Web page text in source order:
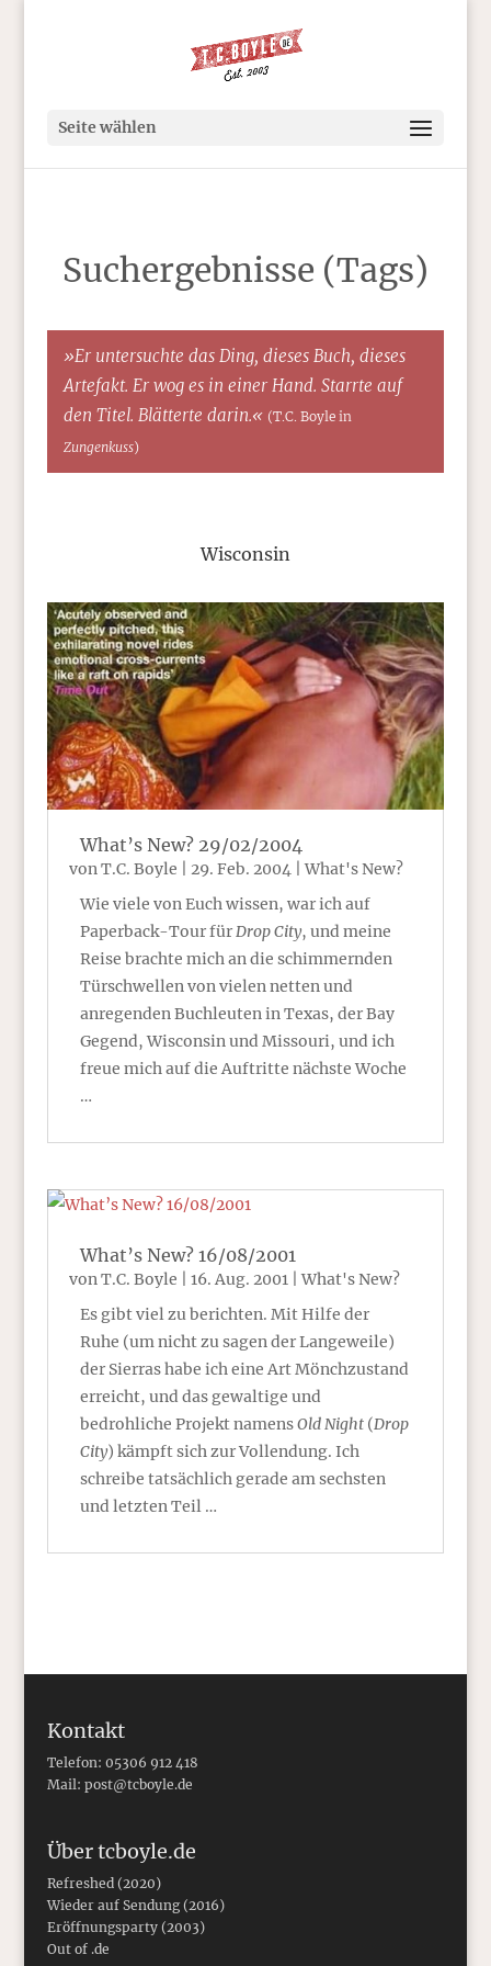
Seite wählen
Suchergebnisse (Tags)
»Er untersuchte das Ding, dieses Buch, dieses
Artefakt. Er wog es in einer Hand. Starrte auf
den Titel. Blätterte darin.« (T.C. Boyle in
Zungenkuss)
Wisconsin
What’s New? 29/02/2004
vonT.C. Boyle 29. Feb. 2004|What's New?
Wie viele von Euch wissen, war ich auf
Paperback-Tour fürDrop City, und meine
Reise brachte mich an die schimmernden
Türschwellen von vielen netten und
anregenden Buchleuten in Texas, der Bay
Gegend, Wisconsin und Missouri, und ich
freue mich auf die Auftritte nächste Woche
…
What’s New? 16/08/2001
vonT.C. Boyle 16. Aug. 2001|What's New?
Es gibt viel zu berichten. Mit Hilfe der
Ruhe (um nicht zu sagen der Langeweile)
der Sierras habe ich eine Art Mönchzustand
erreicht, und das gewaltige und
bedrohliche Projekt namensOld Night(Drop
City) kämpft sich zur Vollendung. Ich
schreibe tatsächlich gerade am sechsten
und letzten Teil …
Kontakt
Telefon: 05306 912 418
Mail: post@tcboyle.de
Über tcboyle.de
Refreshed (2020)
Wieder auf Sendung (2016)
Eröffnungsparty (2003)
Out of .de